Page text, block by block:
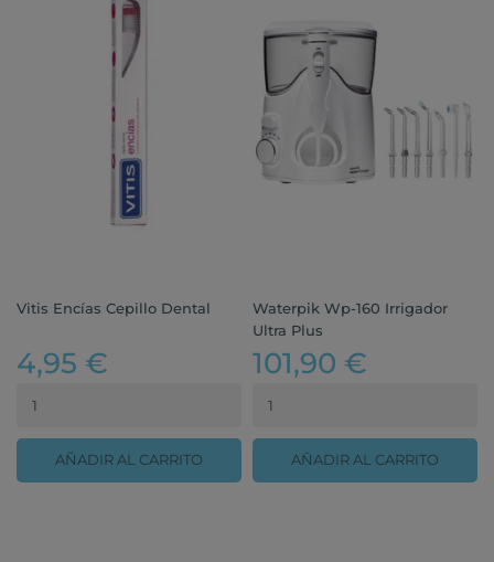
Vitis Encías Cepillo Dental
4,95 €
AÑADIR AL CARRITO
Waterpik Wp-160 Irrigador
Ultra Plus
101,90 €
AÑADIR AL CARRITO